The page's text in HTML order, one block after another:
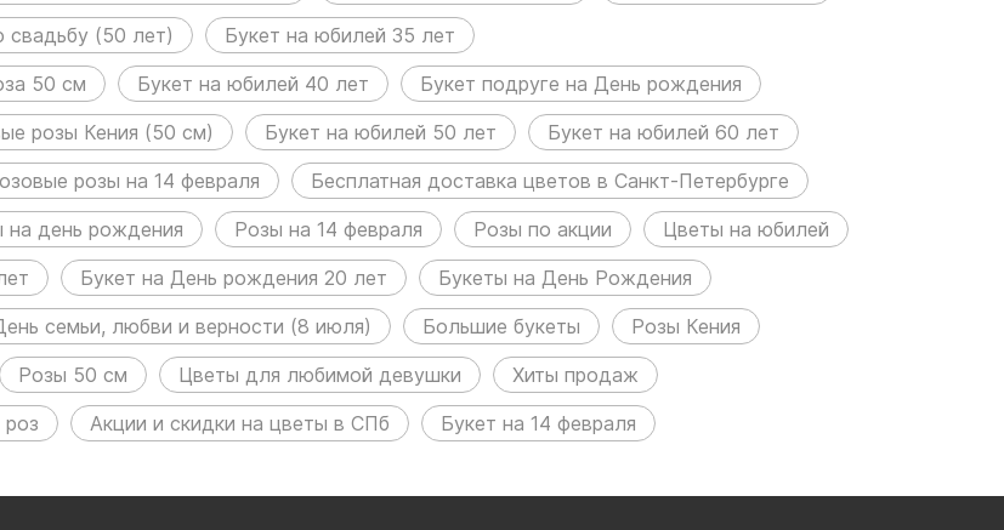
свадьбу (50 лет)
Букет на юбилей 35 лет
50 см Букет на юбилей 40 лет
Букет подруге на День рождения
розы Кения (50 см) Букет на юбилей 50 лет
Букет на юбилей 60 лет
розы на 14 февраля
Бесплатная доставка цветов в Санкт-Петербурге
день рождения Розы на 14 февраля Розы по акции
Цветы на юбилей
Букет на День рождения 20 лет
Букеты на День Рождения
семьи, любви и верности (8 июля) Большие букеты
Розы Кения
Розы 50 см Цветы для любимой девушки
Хиты продаж
Акции и скидки на цветы в СПб Букет на 14 февраля